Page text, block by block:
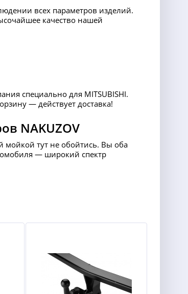
всех параметров изделий.
качество нашей
специально для MITSUBISHI.
— действует доставка!
NAKUZOV
мойкой тут не обойтись. Вы оба
— широкий спектр